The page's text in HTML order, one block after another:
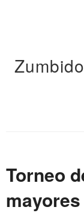
Torneo
mayores